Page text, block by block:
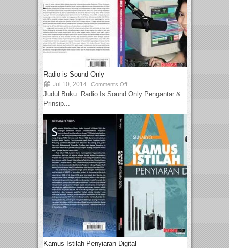
Radio is Sound Only
Jul 10, 2014 Comments Off
Judul Buku: Radio Is Sound Only Pengantar &
Prinsip...
Kamus Istilah Penyiaran Digital